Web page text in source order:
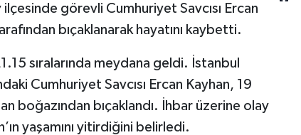
görevli Cumhuriyet Savcısı Ercan
bıçaklanarak hayatını kaybetti.
sıralarında meydana geldi. İstanbul
Cumhuriyet Savcısı Ercan Kayhan, 19
boğazından bıçaklandı. İhbar üzerine olay
yaşamını yitirdiğini belirledi.